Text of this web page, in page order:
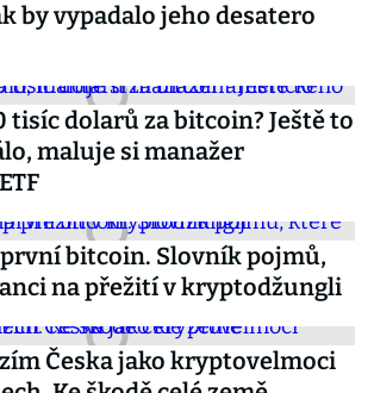
by vypadalo jeho desatero
tisíc dolarů za bitcoin? Ještě to
maluje si manažer
bitcoin. Slovník pojmů,
na přežití v kryptodžungli
Česka jako kryptovelmoci